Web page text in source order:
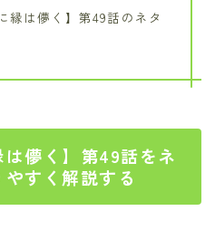
縁は儚く】第49話のネタ
は儚く】第49話をネ
すく解説する